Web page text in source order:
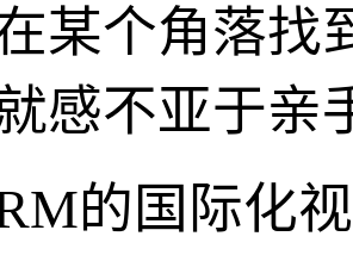
某个角落找
感不亚于亲
的国际化